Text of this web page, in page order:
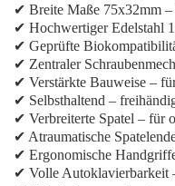
✔ Breite Maße 75x32mm
✔ Hochwertiger Edelstahl
✔ Geprüfte
✔ Zentraler
✔ Verstärkte Bauweise –
✔ Selbsthaltend –
✔ Verbreiterte Spatel – für
✔ Atraumatische
✔ Ergonomische
✔ Volle Autoklavierbarkeit